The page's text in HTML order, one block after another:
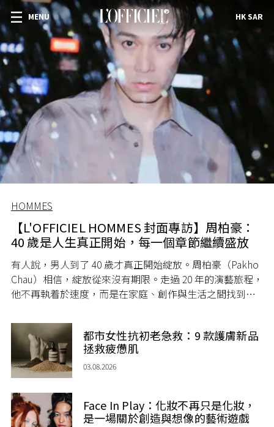
MENU HK SAR
HOMMES
【L'OFFICIEL HOMMES 封面專訪】周柏豪：
40 歲是人生真正開始，每一個章節繼續盛放
有人說，男人到了 40 歲才真正開始綻放。周柏豪（Pakho
Chau）相信，綻放從來沒有期限。走過 20 年的演藝旅程，
他不再執着於速度，而是在家庭、創作與生活之間找到屬
都市女性抗初老急救：9 款護膚新品
拯救疲憊肌
03.08.2026
Face In Play：化妝不再只是化妝，
是一場關於創造與想像的藝術遊戲